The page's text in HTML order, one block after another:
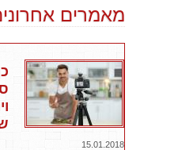
מאמרים
15.01.2018